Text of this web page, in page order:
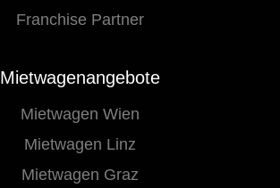
Franchise Partner
Mietwagenangebote
Mietwagen Wien
Mietwagen Linz
Mietwagen Graz